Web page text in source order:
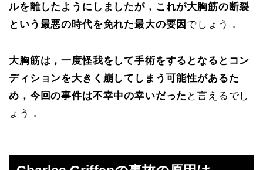
ルを離したようにしましたが，これが大胸筋の断裂
という最悪の時代を免れた最大の要因 でしょう．
大胸筋は，一度怪我をして手術をするとなるとコン
ディションを大きく崩してしまう可能性があるた
め，今回の事件は不幸中の幸いだった と言えるでし
ょう．